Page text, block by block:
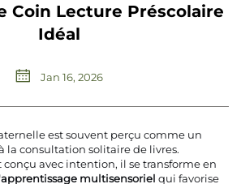
Coin Lecture Préscolaire
Idéal
Jan 16, 2026
est souvent perçu comme un
la consultation solitaire de livres.
avec intention, il se transforme en
multisensoriel qui favorise